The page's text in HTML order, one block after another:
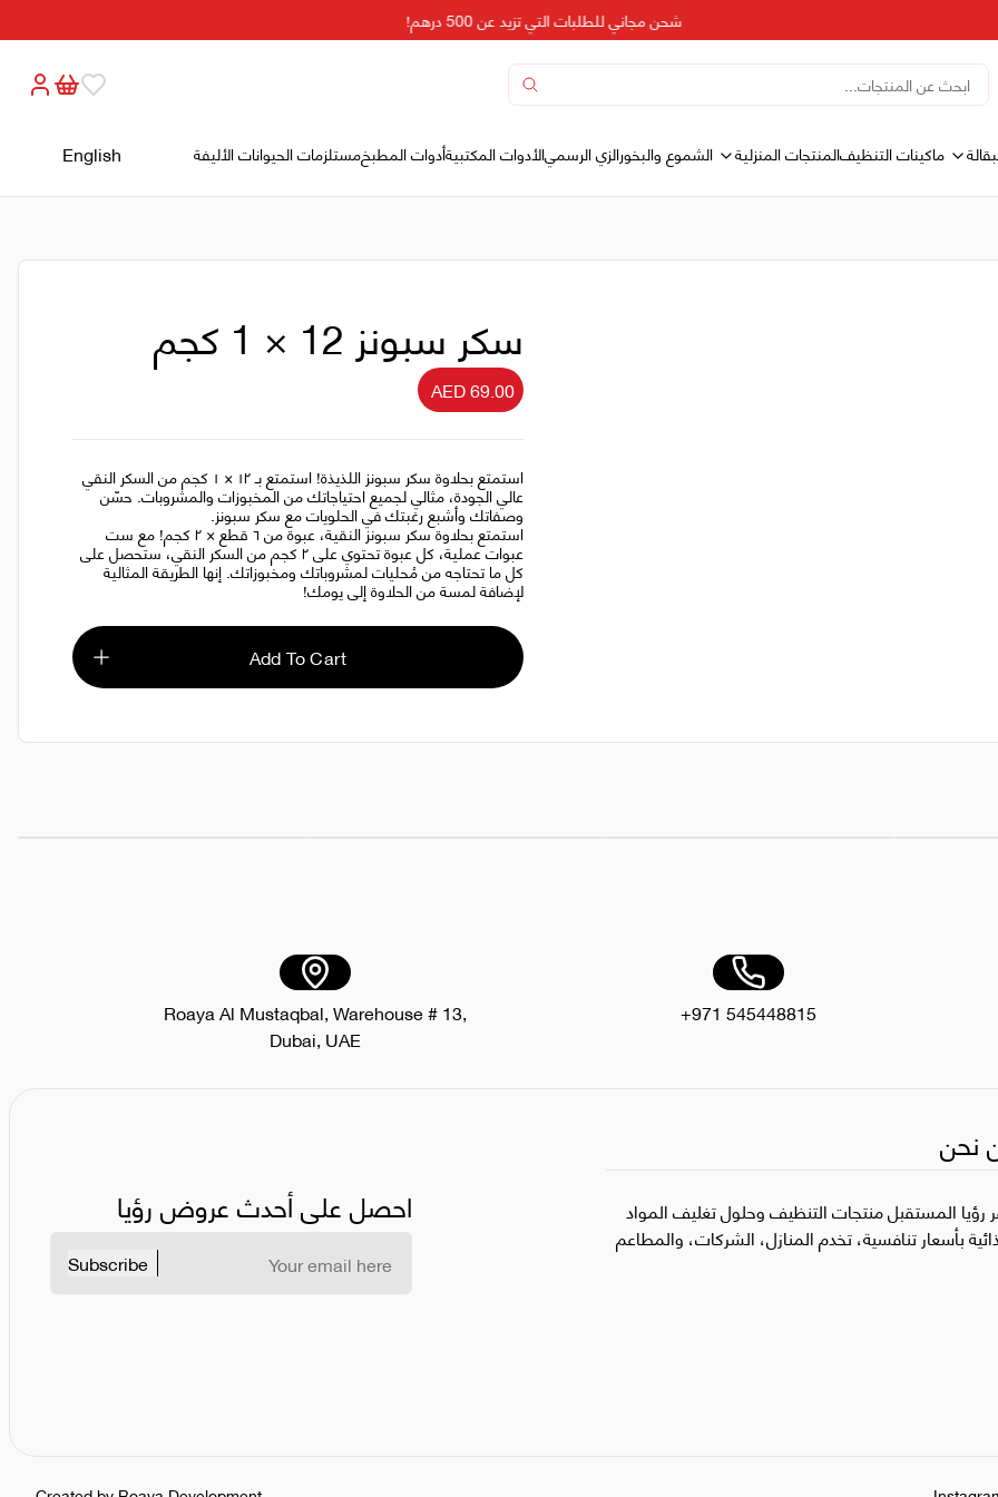
شحن مجاني للطلبات التي تزيد عن 500 درهم!
ماكينات التنظيفالمنتجات المنزلية الشموع والبخورالزي الرسميالأدوات المكتبيةأدوات المطبخمستلزمات الحيوانات الأليفة English
سكر سبونز 12 × 1 كجم
AED 69.00
استمتع بحلاوة سكر سبونز اللذيذة! استمتع بـ ١٢ × ١ كجم من السكر النقي
عالي الجودة، مثالي لجميع احتياجاتك من المخبوزات والمشروبات. حسّن
وصفاتك وأشبع رغبتك في الحلويات مع سكر سبونز.
استمتع بحلاوة سكر سبونز النقية، عبوة من ٦ قطع × ٢ كجم! مع ست
عبوات عملية، كل عبوة تحتوي على ٢ كجم من السكر النقي، ستحصل على
كل ما تحتاجه من مُحليات لمشروباتك ومخبوزاتك. إنها الطريقة المثالية
لإضافة لمسة من الحلاوة إلى يومك!
Add To Cart
+971 545448815
Roaya Al Mustaqbal, Warehouse # 13,
Dubai, UAE
نحن
رؤيا المستقبل منتجات التنظيف وحلول تغليف المواد
بأسعار تنافسية، تخدم المنازل، الشركات، والمطاعم
احصل على أحدث عروض رؤيا
Subscribe